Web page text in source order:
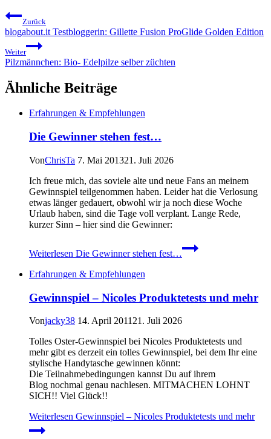
Zurück
blogabout.it Testbloggerin: Gillette Fusion ProGlide Golden Edition
Weiter
Pilzmännchen: Bio- Edelpilze selber züchten
Ähnliche Beiträge
Erfahrungen & Empfehlungen
Die Gewinner stehen fest…
VonChrisTa 7. Mai 201321. Juli 2026
Ich freue mich, das soviele alte und neue Fans an meinem
Gewinnspiel teilgenommen haben. Leider hat die Verlosung
etwas länger gedauert, obwohl wir ja noch diese Woche
Urlaub haben, sind die Tage voll verplant. Lange Rede,
kurzer Sinn – hier sind die Gewinner:
Weiterlesen Die Gewinner stehen fest…
Erfahrungen & Empfehlungen
Gewinnspiel – Nicoles Produktetests und mehr
Vonjacky38 14. April 2011 21. Juli 2026
Tolles Oster-Gewinnspiel bei Nicoles Produktetests und
mehr gibt es derzeit ein tolles Gewinnspiel, bei dem Ihr eine
stylische Handytasche gewinnen könnt:
Die Teilnahmebedingungen kannst Du auf ihrem
Blog nochmal genau nachlesen. MITMACHEN LOHNT
SICH!! Viel Glück!!
Weiterlesen Gewinnspiel – Nicoles Produktetests und mehr